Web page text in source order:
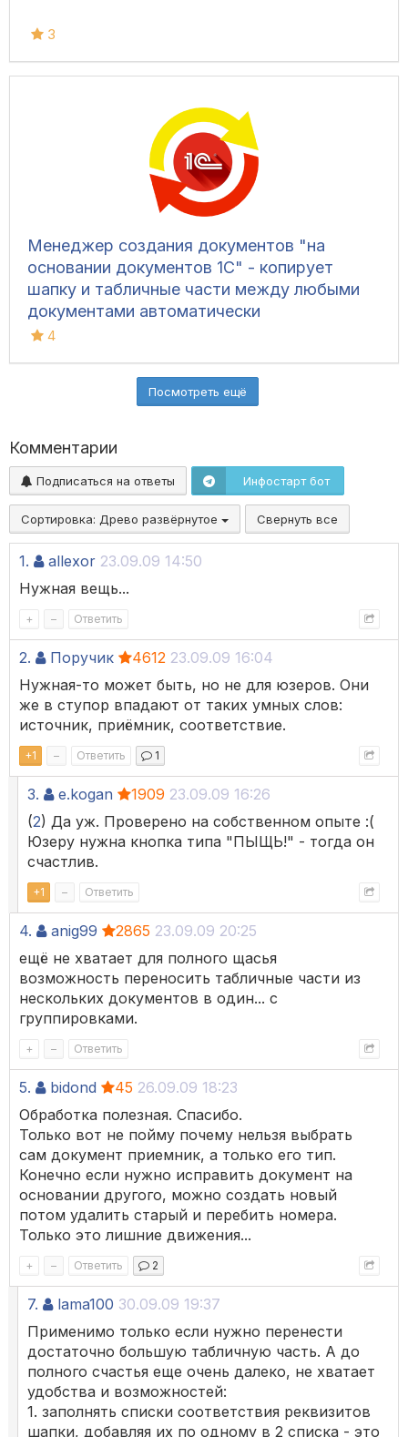
3
Менеджер создания документов "на
основании документов 1С" - копирует
шапку и табличные части между любыми
документами автоматически
4
Посмотреть ещё
Комментарии
Подписаться на ответы Инфостарт бот
Сортировка: Древо развёрнутое Свернуть все
1. allexor 23.09.09 14:50
Нужная вещь...
+ – Ответить
2. Поручик 4612 23.09.09 16:04
Нужная-то может быть, но не для юзеров. Они
же в ступор впадают от таких умных слов:
источник, приёмник, соответствие.
+1 – Ответить 1
3. e.kogan 1909 23.09.09 16:26
(2) Да уж. Проверено на собственном опыте :(
Юзеру нужна кнопка типа "ПЫЩЬ!" - тогда он
счастлив.
+1 – Ответить
4. anig99 2865 23.09.09 20:25
ещё не хватает для полного щасья
возможность переносить табличные части из
нескольких документов в один... с
группировками.
+ – Ответить
5. bidond 45 26.09.09 18:23
Обработка полезная. Спасибо.
Только вот не пойму почему нельзя выбрать
сам документ приемник, а только его тип.
Конечно если нужно исправить документ на
основании другого, можно создать новый
потом удалить старый и перебить номера.
Только это лишние движения...
+ – Ответить 2
7. lama100 30.09.09 19:37
Применимо только если нужно перенести
достаточно большую табличную часть. А до
полного счастья еще очень далеко, не хватает
удобства и возможностей:
1. заполнять списки соответствия реквизитов
шапки, добавляя их по одному в 2 списка - это